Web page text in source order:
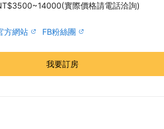
實際價格請電話洽詢)
方網站 FB粉絲團
我要訂房